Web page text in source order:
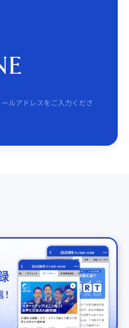
ルアドレスをご入力くださ